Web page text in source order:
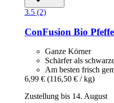
3.5 (2)
ConFusion Bio
Ganze Körner
Schärfer als
Am besten frisch
6,99 € (116,50 € / kg)
Zustellung bis 14. August